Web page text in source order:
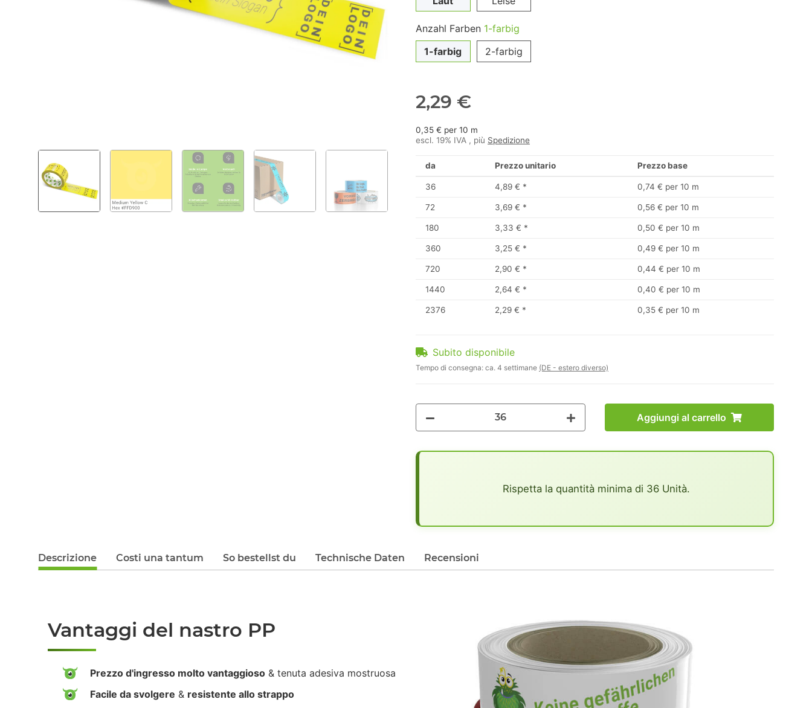
Anzahl Farben 1-farbig
1-farbig
2-farbig
2,29 €
0,35 € per 10 m
escl. 19% IVA , più Spedizione
da Prezzo unitario Prezzo base
36 4,89 € * 0,74 € per 10 m
72 3,69 € * 0,56 € per 10 m
180 3,33 € * 0,50 € per 10 m
360 3,25 € * 0,49 € per 10 m
720 2,90 € * 0,44 € per 10 m
1440 2,64 € * 0,40 € per 10 m
2376 2,29 € * 0,35 € per 10 m
Subito disponibile
Tempo di consegna: ca. 4 settimane (DE - estero diverso)
Aggiungi al carrello
Rispetta la quantità minima di 36 Unità.
Descrizione Costi una tantum So bestellst du Technische Daten Recensioni
Vantaggi del nastro PP
Prezzo d'ingresso molto vantaggioso & tenuta adesiva mostruosa
Facile da svolgere & resistente allo strappo